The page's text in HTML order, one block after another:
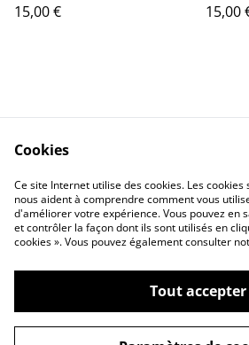
15,00 €
15,00
Contact Us
Privacy Policy
©2026MAGIC BOUTIQUE by
Cookies
Ce site Internet utilise des cookies. Les
nous aident à comprendre comment vous
d'améliorer votre expérience. Vous pouvez en
et contrôler la façon dont ils sont utilisés en
cookies ». Vous pouvez également consulter
Tout accepter